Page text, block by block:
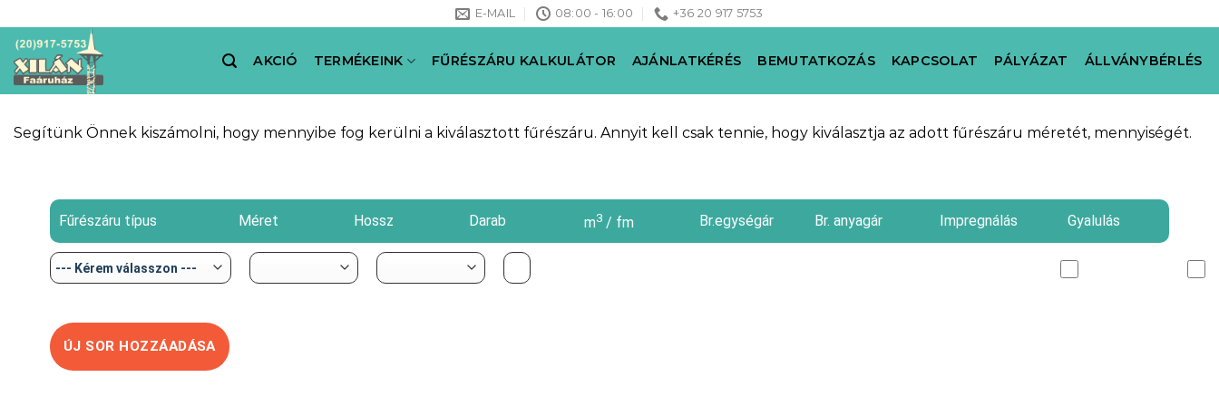
to
content
E-MAIL 08:00 - 16:00 +36 20 917 5753
AKCIÓ TERMÉKEINK FŰRÉSZÁRU KALKULÁTOR AJÁNLATKÉRÉS BEMUTATKOZÁS KAPCSOLAT PÁLYÁZAT ÁLLVÁNYBÉRLÉS
Segítünk Önnek kiszámolni, hogy mennyibe fog kerülni a kiválasztott fűrészáru. Annyit kell csak tennie, hogy kiválasztja az adott fűrészáru méretét, mennyiségét.
Fűrészáru típus Méret Hossz Darab m3 / fm Br.egységár Br. anyagár Impregnálás Gyalulás